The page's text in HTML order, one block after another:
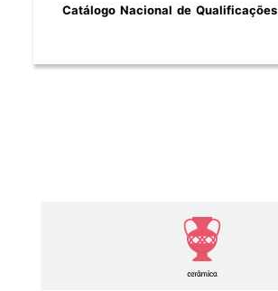
Catálogo Nacional de Qualificações